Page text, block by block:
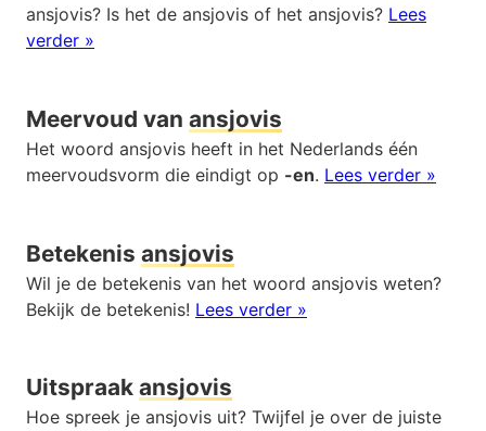
ansjovis? Is het de ansjovis of het ansjovis? Lees
verder »
Meervoud van ansjovis
Het woord ansjovis heeft in het Nederlands één
meervoudsvorm die eindigt op -en. Lees verder »
Betekenis ansjovis
Wil je de betekenis van het woord ansjovis weten?
Bekijk de betekenis! Lees verder »
Uitspraak ansjovis
Hoe spreek je ansjovis uit? Twijfel je over de juiste